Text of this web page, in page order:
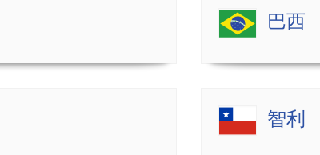
巴西
智利